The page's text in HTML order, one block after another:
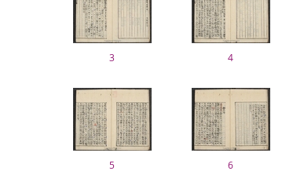
3 4
5 6